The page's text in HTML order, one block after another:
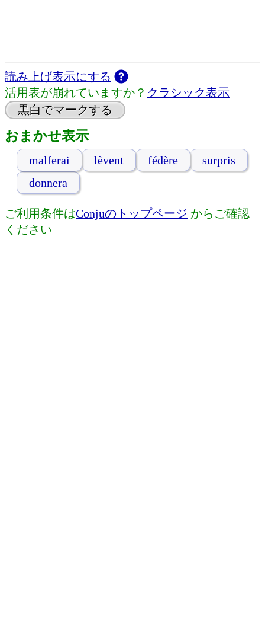
読み上げ表示にする
活用表が崩れていますか？ クラシック表示
黒白でマークする
おまかせ表示
malferai lèvent fédère
surpris
donnera
ご利用条件はConjuのトップページ からご確認
ください